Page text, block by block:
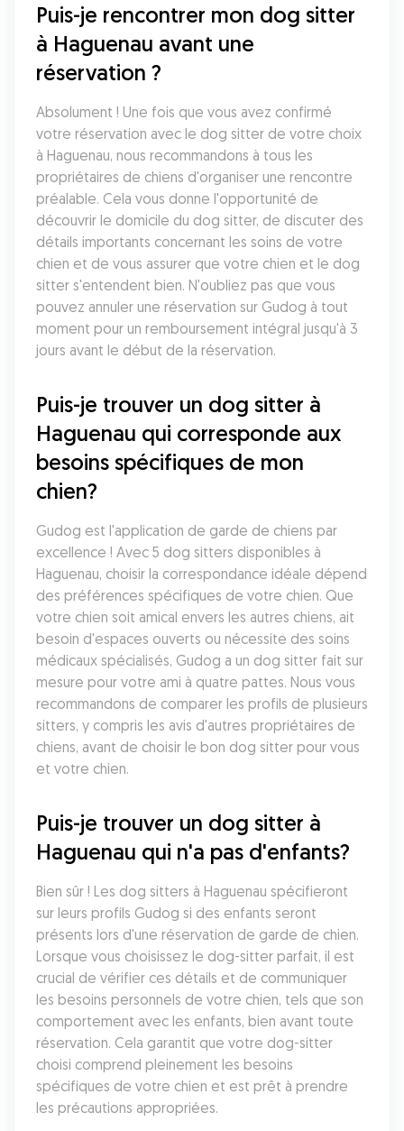
Puis-je rencontrer mon dog sitter
à Haguenau avant une
réservation ?
Absolument ! Une fois que vous avez confirmé
votre réservation avec le dog sitter de votre choix
à Haguenau, nous recommandons à tous les
propriétaires de chiens d'organiser une rencontre
préalable. Cela vous donne l'opportunité de
découvrir le domicile du dog sitter, de discuter des
détails importants concernant les soins de votre
chien et de vous assurer que votre chien et le dog
sitter s'entendent bien. N'oubliez pas que vous
pouvez annuler une réservation sur Gudog à tout
moment pour un remboursement intégral jusqu'à 3
jours avant le début de la réservation.
Puis-je trouver un dog sitter à
Haguenau qui corresponde aux
besoins spécifiques de mon
chien?
Gudog est l'application de garde de chiens par
excellence ! Avec 5 dog sitters disponibles à
Haguenau, choisir la correspondance idéale dépend
des préférences spécifiques de votre chien. Que
votre chien soit amical envers les autres chiens, ait
besoin d'espaces ouverts ou nécessite des soins
médicaux spécialisés, Gudog a un dog sitter fait sur
mesure pour votre ami à quatre pattes. Nous vous
recommandons de comparer les profils de plusieurs
sitters, y compris les avis d'autres propriétaires de
chiens, avant de choisir le bon dog sitter pour vous
et votre chien.
Puis-je trouver un dog sitter à
Haguenau qui n'a pas d'enfants?
Bien sûr ! Les dog sitters à Haguenau spécifieront
sur leurs profils Gudog si des enfants seront
présents lors d'une réservation de garde de chien.
Lorsque vous choisissez le dog-sitter parfait, il est
crucial de vérifier ces détails et de communiquer
les besoins personnels de votre chien, tels que son
comportement avec les enfants, bien avant toute
réservation. Cela garantit que votre dog-sitter
choisi comprend pleinement les besoins
spécifiques de votre chien et est prêt à prendre
les précautions appropriées.